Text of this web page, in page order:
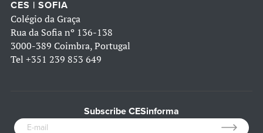
CES | SOFIA
Colégio da Graça
Rua da Sofia nº 136-138
3000-389 Coimbra, Portugal
Tel +351 239 853 649
Subscribe CESinforma